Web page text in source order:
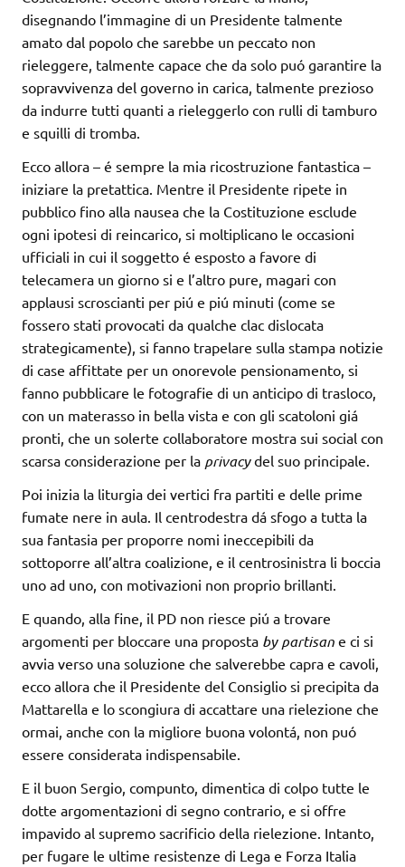
disegnando l’immagine di un Presidente talmente
amato dal popolo che sarebbe un peccato non
rieleggere, talmente capace che da solo puó garantire la
sopravvivenza del governo in carica, talmente prezioso
da indurre tutti quanti a rieleggerlo con rulli di tamburo
e squilli di tromba.
Ecco allora – é sempre la mia ricostruzione fantastica –
iniziare la pretattica. Mentre il Presidente ripete in
pubblico fino alla nausea che la Costituzione esclude
ogni ipotesi di reincarico, si moltiplicano le occasioni
ufficiali in cui il soggetto é esposto a favore di
telecamera un giorno si e l’altro pure, magari con
applausi scroscianti per piú e piú minuti (come se
fossero stati provocati da qualche clac dislocata
strategicamente), si fanno trapelare sulla stampa notizie
di case affittate per un onorevole pensionamento, si
fanno pubblicare le fotografie di un anticipo di trasloco,
con un materasso in bella vista e con gli scatoloni giá
pronti, che un solerte collaboratore mostra sui social con
scarsa considerazione per la privacydel suo principale.
Poi inizia la liturgia dei vertici fra partiti e delle prime
fumate nere in aula. Il centrodestra dá sfogo a tutta la
sua fantasia per proporre nomi ineccepibili da
sottoporre all’altra coalizione, e il centrosinistra li boccia
uno ad uno, con motivazioni non proprio brillanti.
E quando, alla fine, il PD non riesce piú a trovare
argomenti per bloccare una proposta by partisan e ci si
avvia verso una soluzione che salverebbe capra e cavoli,
ecco allora che il Presidente del Consiglio si precipita da
Mattarella e lo scongiura di accattare una rielezione che
ormai, anche con la migliore buona volontá, non puó
essere considerata indispensabile.
E il buon Sergio, compunto, dimentica di colpo tutte le
dotte argomentazioni di segno contrario, e si offre
impavido al supremo sacrificio della rielezione. Intanto,
per fugare le ultime resistenze di Lega e Forza Italia